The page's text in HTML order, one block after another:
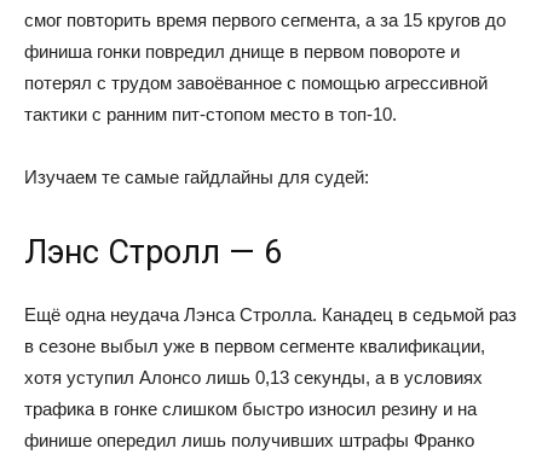
смог повторить время первого сегмента, а за 15 кругов до
финиша гонки повредил днище в первом повороте и
потерял с трудом завоёванное с помощью агрессивной
тактики с ранним пит-стопом место в топ-10.
Изучаем те самые гайдлайны для судей:
Лэнс Стролл — 6
Ещё одна неудача Лэнса Стролла. Канадец в седьмой раз
в сезоне выбыл уже в первом сегменте квалификации,
хотя уступил Алонсо лишь 0,13 секунды, а в условиях
трафика в гонке слишком быстро износил резину и на
финише опередил лишь получивших штрафы Франко